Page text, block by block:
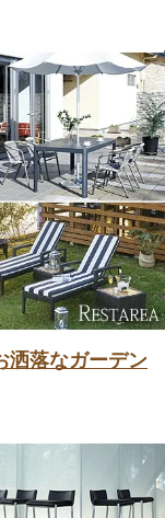
洒落なガーデン